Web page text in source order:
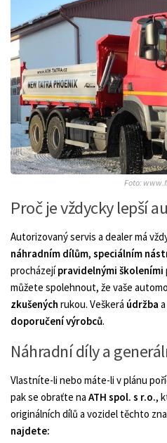
Foto:
Proč je vždycky lepší
Autorizovaný servis a dealer má
náhradním dílům, speciálním
procházejípravidelnými školeními
můžete spolehnout, že vaše
zkušených rukou. Veškerá údržba a
doporučení výrobců.
Náhradní díly a
Vlastníte-li nebo máte-li v plánu
pak se obraťte na ATH spol. s r.o.,
originálních dílů a vozidel těchto
najdete: